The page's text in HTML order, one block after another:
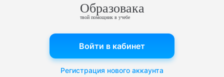
Образовака
твой помощник в учебе
Войти в кабинет
Регистрация нового аккаунта